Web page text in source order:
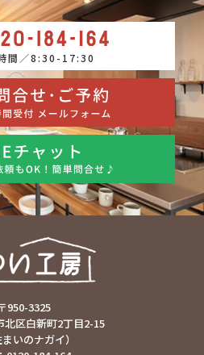
間／8:30-17:30
950-3325
北区白新町2丁目2-15
まいのナガイ）